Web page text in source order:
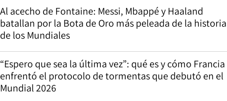
Al acecho de Fontaine: Messi, Mbappé y Haaland
batallan por la Bota de Oro más peleada de la historia
de los Mundiales
“Espero que sea la última vez”: qué es y cómo Francia
enfrentó el protocolo de tormentas que debutó en el
Mundial 2026